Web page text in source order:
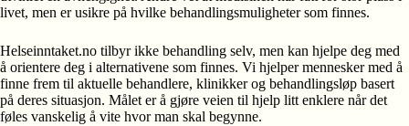
livet, men er usikre på hvilke behandlingsmuligheter som finnes.
Helseinntaket.no tilbyr ikke behandling selv, men kan hjelpe deg med
å orientere deg i alternativene som finnes. Vi hjelper mennesker med å
finne frem til aktuelle behandlere, klinikker og behandlingsløp basert
på deres situasjon. Målet er å gjøre veien til hjelp litt enklere når det
føles vanskelig å vite hvor man skal begynne.